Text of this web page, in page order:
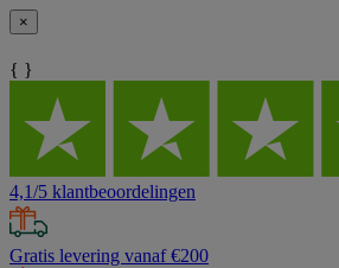
×
{ }
4,1/5 klantbeoordelingen
Gratis levering vanaf €200